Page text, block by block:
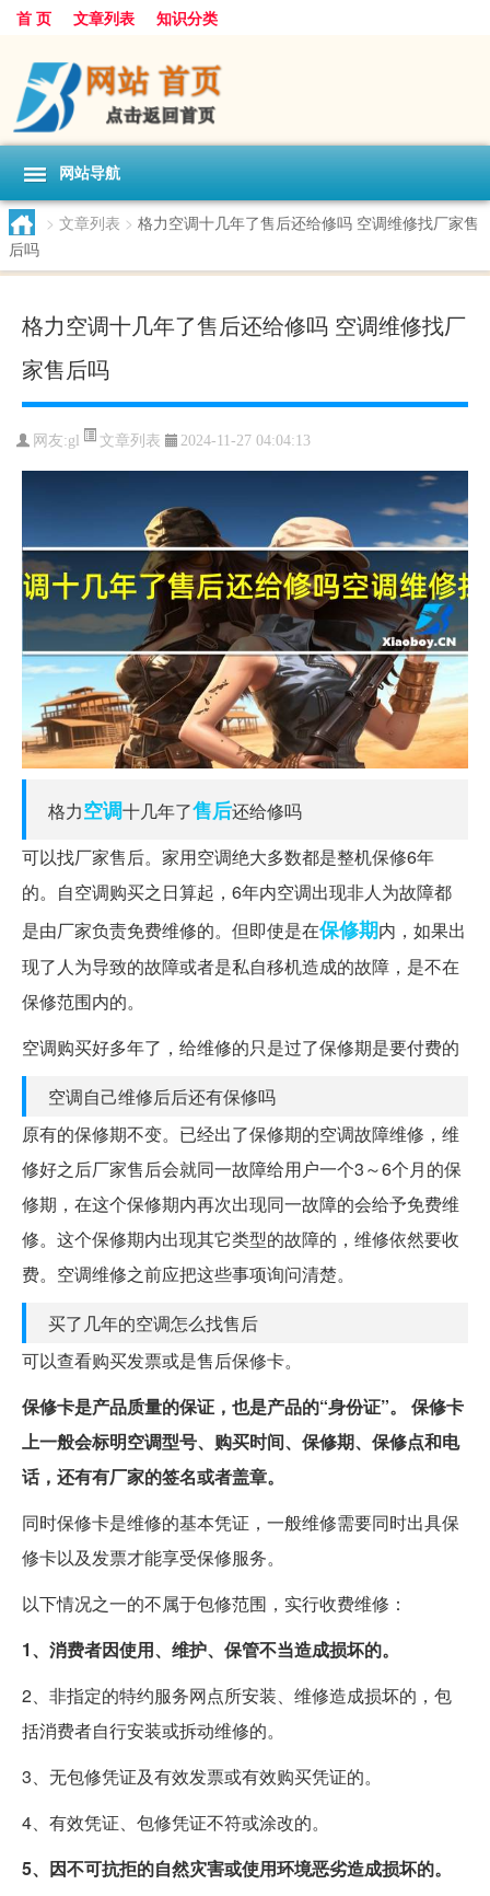
首 页 文章列表 知识分类
网站导航
> 文章列表 > 格力空调十几年了售后还给修吗 空调维修找厂家售
后吗
格力空调十几年了售后还给修吗 空调维修找厂
家售后吗
网友:gl 文章列表 2024-11-27 04:04:13
格力空调十几年了售后还给修吗
可以找厂家售后。家用空调绝大多数都是整机保修6年
的。自空调购买之日算起，6年内空调出现非人为故障都
是由厂家负责免费维修的。但即使是在保修期内，如果出
现了人为导致的故障或者是私自移机造成的故障，是不在
保修范围内的。
空调购买好多年了，给维修的只是过了保修期是要付费的
空调自己维修后后还有保修吗
原有的保修期不变。已经出了保修期的空调故障维修，维
修好之后厂家售后会就同一故障给用户一个3～6个月的保
修期，在这个保修期内再次出现同一故障的会给予免费维
修。这个保修期内出现其它类型的故障的，维修依然要收
费。空调维修之前应把这些事项询问清楚。
买了几年的空调怎么找售后
可以查看购买发票或是售后保修卡。
保修卡是产品质量的保证，也是产品的“身份证”。
保修卡
上一般会标明空调型号、购买时间、保修期、保修点和电
话，还有有厂家的签名或者盖章。
同时保修卡是维修的基本凭证，一般维修需要同时出具保
修卡以及发票才能享受保修服务。
以下情况之一的不属于包修范围，实行收费维修：
1、消费者因使用、维护、保管不当造成损坏的。
2、非指定的特约服务网点所安装、维修造成损坏的，包
括消费者自行安装或拆动维修的。
3、无包修凭证及有效发票或有效购买凭证的。
4、有效凭证、包修凭证不符或涂改的。
5、因不可抗拒的自然灾害或使用环境恶劣造成损坏的。